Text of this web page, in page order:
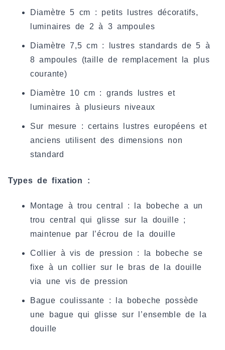
Diamètre 5 cm : petits lustres décoratifs,
luminaires de 2 à 3 ampoules
Diamètre 7,5 cm : lustres standards de 5 à
8 ampoules (taille de remplacement la plus
courante)
Diamètre 10 cm : grands lustres et
luminaires à plusieurs niveaux
Sur mesure : certains lustres européens et
anciens utilisent des dimensions non
standard
Types de fixation :
Montage à trou central : la bobeche a un
trou central qui glisse sur la douille ;
maintenue par l’écrou de la douille
Collier à vis de pression : la bobeche se
fixe à un collier sur le bras de la douille
via une vis de pression
Bague coulissante : la bobeche possède
une bague qui glisse sur l’ensemble de la
douille